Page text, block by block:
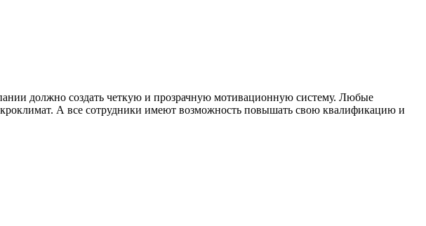
должно создать четкую и прозрачную мотивационную систему. Любые
А все сотрудники имеют возможность повышать свою квалификацию и